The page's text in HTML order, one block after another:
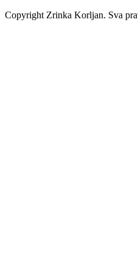
Copyright Zrinka Korljan. Sva